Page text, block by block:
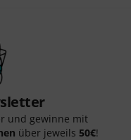
und gewinne mit
über jeweils 50€!